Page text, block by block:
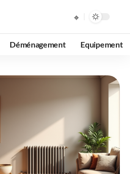
Déménagement Equipement